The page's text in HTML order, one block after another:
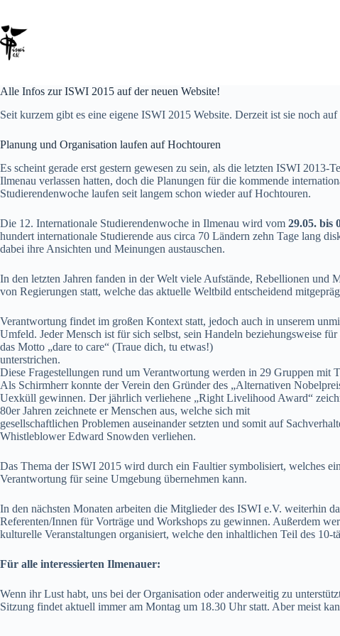
springen
Alle Infos zur ISWI 2015 auf der neuen Website!
Seit kurzem gibt es eine eigene ISWI 2015 Website. Derzeit ist sie noch
Planung und Organisation laufen auf Hochtouren
Es scheint gerade erst gestern gewesen zu sein, als die letzten ISWI 2013-
Ilmenau verlassen hatten, doch die Planungen für die kommende
Studierendenwoche laufen seit langem schon wieder auf Hochtouren.
Die 12. Internationale Studierendenwoche in Ilmenau wird vom 29.05. bis
hundert internationale Studierende aus circa 70 Ländern zehn Tage lang
dabei ihre Ansichten und Meinungen austauschen.
In den letzten Jahren fanden in der Welt viele Aufstände, Rebellionen und
von Regierungen statt, welche das aktuelle Weltbild entscheidend
Verantwortung findet im großen Kontext statt, jedoch auch in unserem
Umfeld. Jeder Mensch ist für sich selbst, sein Handeln beziehungsweise
das Motto „dare to care“ (Traue dich, tu etwas!)
unterstrichen.
Diese Fragestellungen rund um Verantwortung werden in 29 Gruppen mit
Als Schirmherr konnte der Verein den Gründer des „Alternativen
Uexküll gewinnen. Der jährlich verliehene „Right Livelihood Award“
80er Jahren zeichnete er Menschen aus, welche sich mit
gesellschaftlichen Problemen auseinander setzten und somit auf
Whistleblower Edward Snowden verliehen.
Das Thema der ISWI 2015 wird durch ein Faultier symbolisiert, welches
Verantwortung für seine Umgebung übernehmen kann.
In den nächsten Monaten arbeiten die Mitglieder des ISWI e.V. weiterhin
Referenten/Innen für Vorträge und Workshops zu gewinnen. Außerdem
kulturelle Veranstaltungen organisiert, welche den inhaltlichen Teil des 10-
Für alle interessierten Ilmenauer:
Wenn ihr Lust habt, uns bei der Organisation oder anderweitig zu
Sitzung findet aktuell immer am Montag um 18.30 Uhr statt. Aber meist